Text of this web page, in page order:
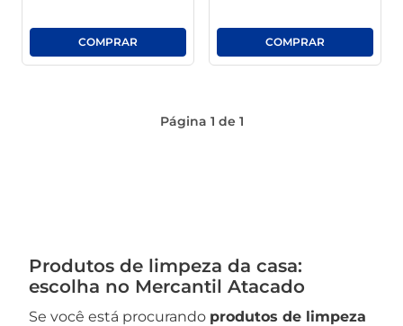
Página 1 de 1
Produtos de limpeza da casa:
escolha no Mercantil Atacado
Se você está procurando produtos de limpeza